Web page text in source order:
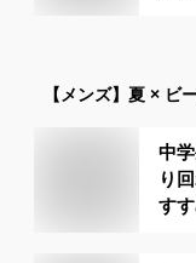
【メンズ】 夏 × ビ
中
り
す